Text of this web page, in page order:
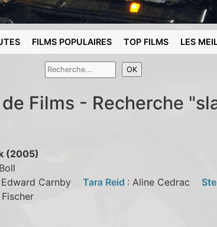
FILMS POPULAIRES TOP FILMS LES
Films - Recherche
(2005)
Edward Carnby Tara Reid : Aline Cedrac
Fischer